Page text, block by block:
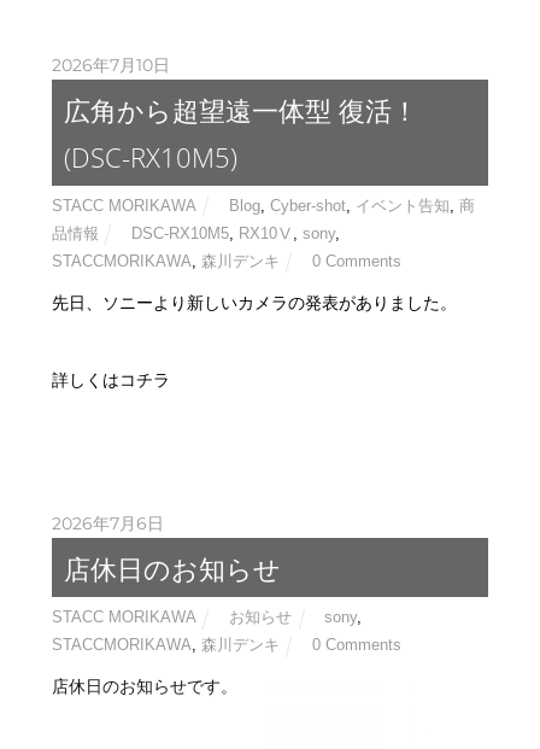
2026年7月10日
広角から超望遠一体型 復活！
(DSC-RX10M5)
STACC MORIKAWA Blog, Cyber-shot, イベント告知 商
品情報
DSC-RX10M5, RX10Ⅴ sony,
STACCMORIKAWA 森川デンキ 0 Comments
先日、ソニーより新しいカメラの発表がありました。
詳しくはコチラ
店休日のお知らせ